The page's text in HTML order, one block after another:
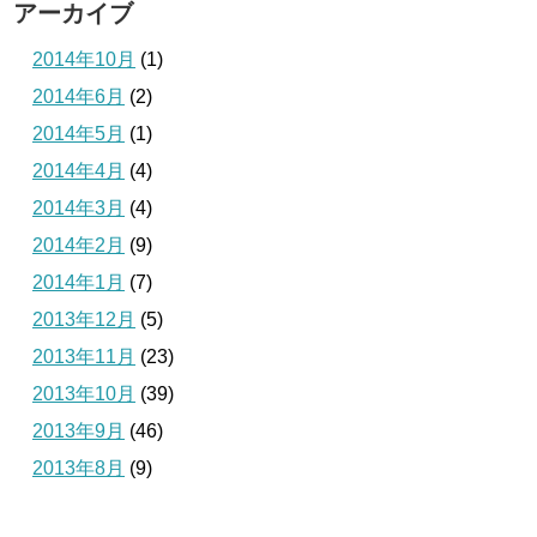
アーカイブ
2014年10月 (1)
2014年6月 (2)
2014年5月 (1)
2014年4月 (4)
2014年3月 (4)
2014年2月 (9)
2014年1月 (7)
2013年12月 (5)
2013年11月 (23)
2013年10月 (39)
2013年9月 (46)
2013年8月 (9)